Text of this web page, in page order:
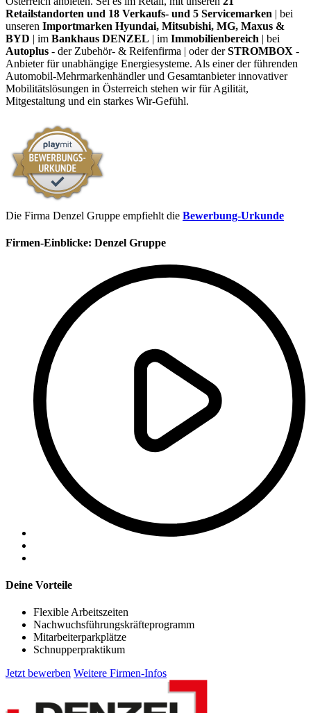
Retailstandorten und 18 Verkaufs- und 5 Servicemarken | bei
unseren Importmarken Hyundai, Mitsubishi, MG, Maxus &
BYD | im Bankhaus DENZEL | im Immobilienbereich | bei
Autoplus - der Zubehör- & Reifenfirma | oder derSTROMBOX -
Anbieter für unabhängige Energiesysteme. Als einer der führenden
Automobil-Mehrmarkenhändler und Gesamtanbieter innovativer
Mobilitätslösungen in Österreich stehen wir für Agilität,
Mitgestaltung und ein starkes Wir-Gefühl.
Die Firma Denzel Gruppe empfiehlt die Bewerbung-Urkunde
Firmen-Einblicke: Denzel Gruppe
Deine Vorteile
Flexible Arbeitszeiten
Nachwuchsführungskräfteprogramm
Mitarbeiterparkplätze
Schnupperpraktikum
Jetzt bewerben Weitere Firmen-Infos